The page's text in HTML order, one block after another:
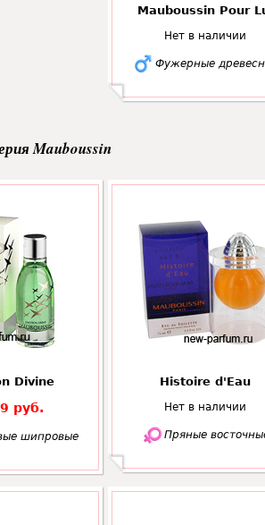
Mauboussin Pour
Нет в наличии
Фужерные
Mauboussin
Divine
руб.
шипровые
Histoire d'Eau
Нет в наличии
Пряные